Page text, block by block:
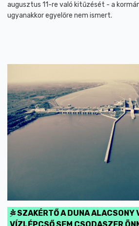
augusztus 11-re való kitűzését - a
ugyanakkor egyelőre nem ismert.
SZAKÉRTŐ A DUNA